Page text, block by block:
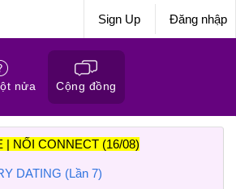
Sign Up Đăng nhập
nửa Cộng đồng
| NỐI CONNECT (16/08)
DATING (Lần 7)